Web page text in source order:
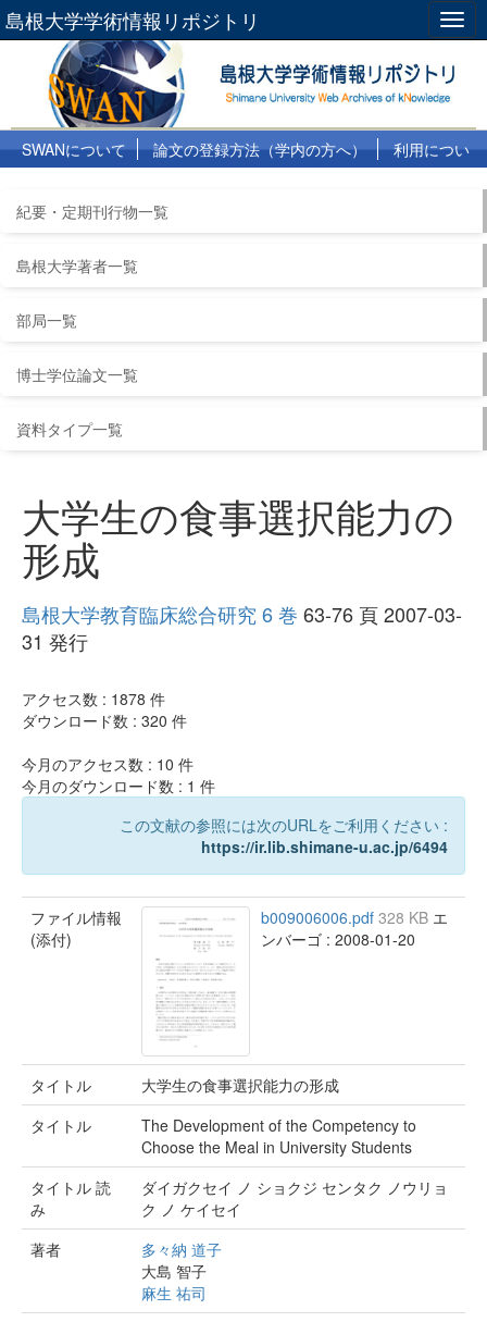
島根大学学術情報リポジトリ
SWANについて 論文の登録方法（学内の方へ）
利用につい
紀要・定期刊行物一覧
島根大学著者一覧
部局一覧
博士学位論文一覧
資料タイプ一覧
大学生の食事選択能力の
形成
島根大学教育臨床総合研究 6 巻 63-76 頁 2007-03-
31 発行
アクセス数 : 1878 件
ダウンロード数 : 320 件
今月のアクセス数 : 10 件
今月のダウンロード数 : 1 件
この文献の参照には次のURLをご利用ください :
https://ir.lib.shimane-u.ac.jp/6494
ファイル情報
(添付)
b009006006.pdf 328 KB エ
ンバーゴ : 2008-01-20
タイトル
大学生の食事選択能力の形成
タイトル
The Development of the Competency to
Choose the Meal in University Students
タイトル 読
み
ダイガクセイ ノ ショクジ センタク ノウリョ
ク ノ ケイセイ
著者
多々納 道子
大島 智子
麻生 祐司